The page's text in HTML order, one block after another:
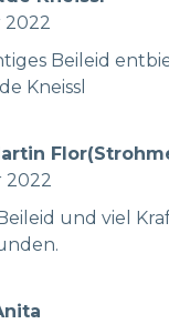
2022
Beileid
Kneissl
2022
und viel